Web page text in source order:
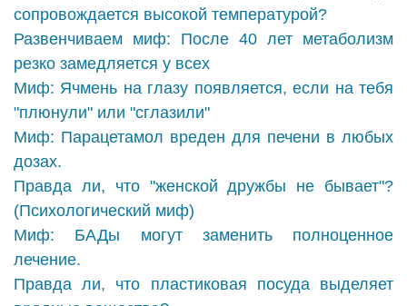
сопровождается высокой температурой?
Развенчиваем миф: После 40 лет метаболизм
резко замедляется у всех
Миф: Ячмень на глазу появляется, если на тебя
"плюнули" или "сглазили"
Миф: Парацетамол вреден для печени в любых
дозах.
Правда ли, что "женской дружбы не бывает"?
(Психологический миф)
Миф: БАДы могут заменить полноценное
лечение.
Правда ли, что пластиковая посуда выделяет